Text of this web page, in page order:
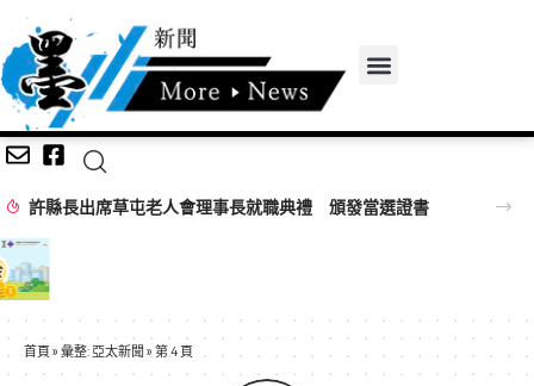
許縣長出席草屯老人會理事長就職典禮 頒發當選證書
首頁 » 彙整: 亞太新聞 » 第 4 頁